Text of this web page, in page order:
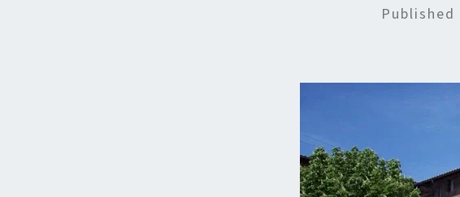
Published